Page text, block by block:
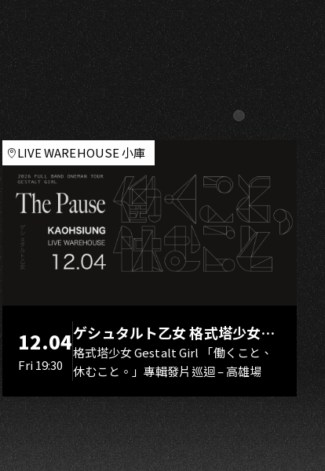
LIVE WAREHOUSE 小庫
12.04
Fri 19:30
ゲシュタルト乙女 格式塔少女
Gestalt Girl
格式塔少女 Gestalt Girl 「働くこと、
休むこと。」專輯發片巡迴 – 高雄場